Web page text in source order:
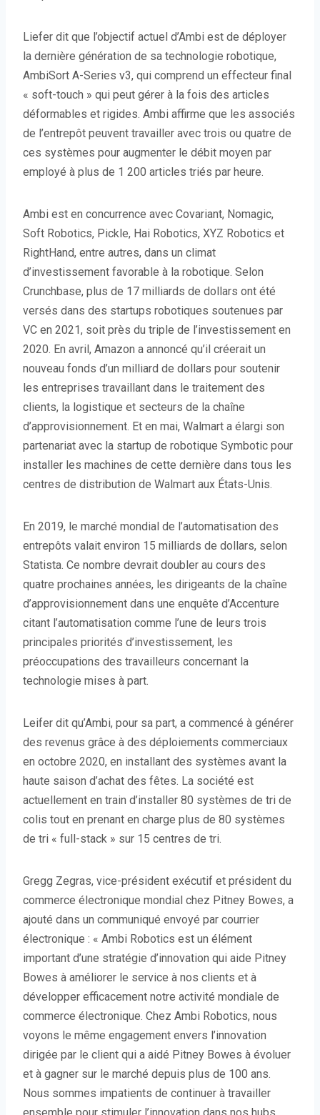
Liefer dit que l’objectif actuel d’Ambi est de déployer
la dernière génération de sa technologie robotique,
AmbiSort A-Series v3, qui comprend un effecteur final
« soft-touch » qui peut gérer à la fois des articles
déformables et rigides. Ambi affirme que les associés
de l’entrepôt peuvent travailler avec trois ou quatre de
ces systèmes pour augmenter le débit moyen par
employé à plus de 1 200 articles triés par heure.
Ambi est en concurrence avec Covariant, Nomagic,
Soft Robotics, Pickle, Hai Robotics, XYZ Robotics et
RightHand, entre autres, dans un climat
d’investissement favorable à la robotique. Selon
Crunchbase, plus de 17 milliards de dollars ont été
versés dans des startups robotiques soutenues par
VC en 2021, soit près du triple de l’investissement en
2020. En avril, Amazon a annoncé qu’il créerait un
nouveau fonds d’un milliard de dollars pour soutenir
les entreprises travaillant dans le traitement des
clients, la logistique et secteurs de la chaîne
d’approvisionnement. Et en mai, Walmart a élargi son
partenariat avec la startup de robotique Symbotic pour
installer les machines de cette dernière dans tous les
centres de distribution de Walmart aux États-Unis.
En 2019, le marché mondial de l’automatisation des
entrepôts valait environ 15 milliards de dollars, selon
Statista. Ce nombre devrait doubler au cours des
quatre prochaines années, les dirigeants de la chaîne
d’approvisionnement dans une enquête d’Accenture
citant l’automatisation comme l’une de leurs trois
principales priorités d’investissement, les
préoccupations des travailleurs concernant la
technologie mises à part.
Leifer dit qu’Ambi, pour sa part, a commencé à générer
des revenus grâce à des déploiements commerciaux
en octobre 2020, en installant des systèmes avant la
haute saison d’achat des fêtes. La société est
actuellement en train d’installer 80 systèmes de tri de
colis tout en prenant en charge plus de 80 systèmes
de tri « full-stack » sur 15 centres de tri.
Gregg Zegras, vice-président exécutif et président du
commerce électronique mondial chez Pitney Bowes, a
ajouté dans un communiqué envoyé par courrier
électronique : « Ambi Robotics est un élément
important d’une stratégie d’innovation qui aide Pitney
Bowes à améliorer le service à nos clients et à
développer efficacement notre activité mondiale de
commerce électronique. Chez Ambi Robotics, nous
voyons le même engagement envers l’innovation
dirigée par le client qui a aidé Pitney Bowes à évoluer
et à gagner sur le marché depuis plus de 100 ans.
Nous sommes impatients de continuer à travailler